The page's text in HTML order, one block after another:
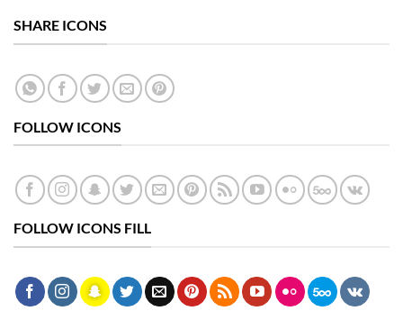
SHARE ICONS
FOLLOW ICONS
FOLLOW ICONS FILL